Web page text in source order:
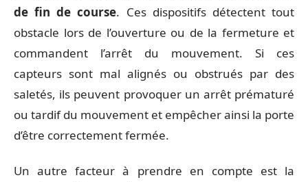
de fin de course. Ces dispositifs détectent tout
obstacle lors de l’ouverture ou de la fermeture et
commandent l’arrêt du mouvement. Si ces
capteurs sont mal alignés ou obstrués par des
saletés, ils peuvent provoquer un arrêt prématuré
ou tardif du mouvement et empêcher ainsi la porte
d’être correctement fermée.
Un autre facteur à prendre en compte est la